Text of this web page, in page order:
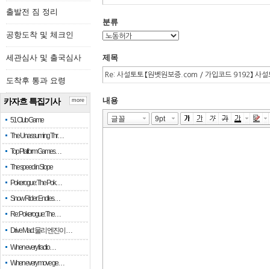
출발전 짐 정리
공항도착 및 체크인
세관심사 및 출국심사
도착후 통과 요령
카자흐 특집기사
51 Club Game
The Unassuming Thr…
Top Platform Games…
The speed in Slope
Pokerogue: The Pok…
Snow Rider: Endles…
Re: Pokerogue: The…
Drive Mad: 물리 엔진이 …
When every fractio…
When every move ge…
more
분류
제목
내용